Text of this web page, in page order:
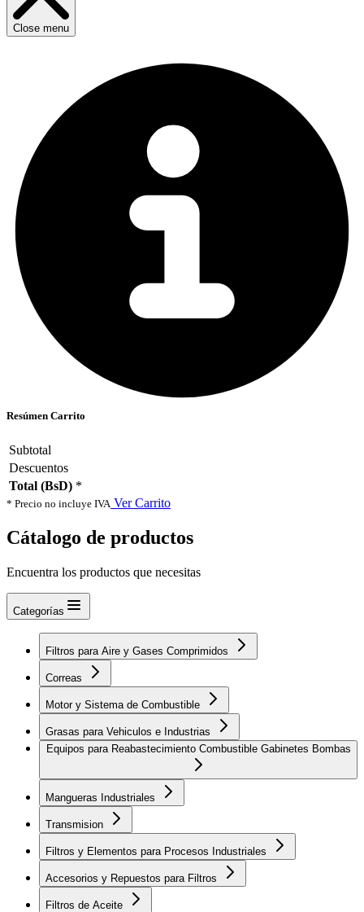
Close menu
Resúmen Carrito
Subtotal
Descuentos
Total (BsD) *
* Precio no incluye IVA Ver Carrito
Cátalogo de productos
Encuentra los productos que necesitas
Categorías
Filtros para Aire y Gases Comprimidos
Correas
Motor y Sistema de Combustible
Grasas para Vehiculos e Industrias
Equipos para Reabastecimiento Combustible Gabinetes Bombas
Mangueras Industriales
Transmision
Filtros y Elementos para Procesos Industriales
Accesorios y Repuestos para Filtros
Filtros de Aceite